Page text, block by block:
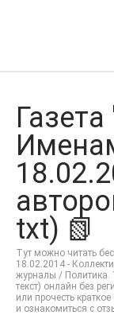
txt) 📗
Тут можно читать
18.02.2014 -
журналы / Политика.
текст) онлайн без
или прочесть
и ознакомиться с